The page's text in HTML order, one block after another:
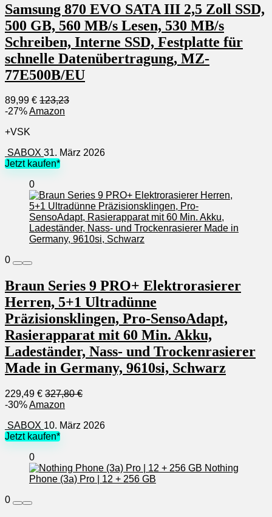
Samsung 870 EVO SATA III 2,5 Zoll SSD,
500 GB, 560 MB/s Lesen, 530 MB/s
Schreiben, Interne SSD, Festplatte für
schnelle Datenübertragung, MZ-
77E500B/EU
89,99 € 123,23
-27%Amazon
+VSK
SABOX 31. März 2026
Jetzt kaufen*
0
0
Braun Series 9 PRO+ Elektrorasierer
Herren, 5+1 Ultradünne
Präzisionsklingen, Pro-SensoAdapt,
Rasierapparat mit 60 Min. Akku,
Ladeständer, Nass- und Trockenrasierer
Made in Germany, 9610si, Schwarz
229,49 € 327,80 €
-30%Amazon
SABOX 10. März 2026
Jetzt kaufen*
0
0